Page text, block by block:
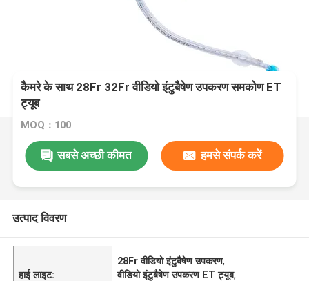
कैमरे के साथ 28Fr 32Fr वीडियो इंटुबैषेण उपकरण समकोण ET
ट्यूब
MOQ：100
सबसे अच्छी कीमत हमसे संपर्क करें
उत्पाद विवरण
हाई लाइट:
28Fr वीडियो इंटुबैषेण उपकरण,
वीडियो इंटुबैषेण उपकरण ET ट्यूब,